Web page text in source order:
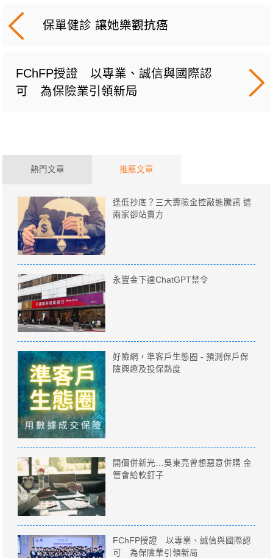
保單健診 讓她樂觀抗癌
FChFP授證 以專業、誠信與國際認
可 為保險業引領新局
熱門文章 推薦文章
逢低抄底？三大壽險金控敲進騰訊 這
兩家卻站賣方
永豐金下達ChatGPT禁令
好險網，準客戶生態圈 - 預測保戶保
險興趣及投保熱度
開價併新光…吳東亮曾想惡意併購 金
管會給軟釘子
FChFP授證 以專業、誠信與國際認
可 為保險業引領新局